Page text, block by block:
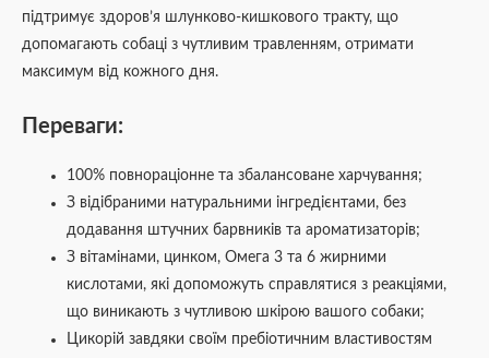
підтримує здоров’я шлунково-кишкового тракту, що
допомагають собаці з чутливим травленням, отримати
максимум від кожного дня.
Переваги:
100% повнораціонне та збалансоване харчування;
З відібраними натуральними інгредієнтами, без
додавання штучних барвників та ароматизаторів;
З вітамінами, цинком, Омега 3 та 6 жирними
кислотами, які допоможуть справлятися з реакціями,
що виникають з чутливою шкірою вашого собаки;
Цикорій завдяки своїм пребіотичним властивостям